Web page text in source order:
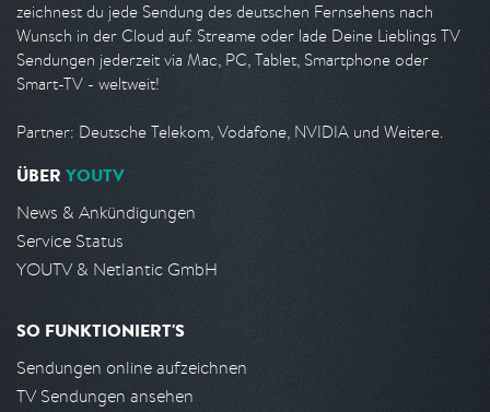
zeichnest du jede Sendung des deutschen Fernsehens nach
Wunsch in der Cloud auf. Streame oder lade Deine Lieblings TV
Sendungen jederzeit via Mac, PC, Tablet, Smartphone oder
Smart-TV - weltweit!
Partner: Deutsche Telekom, Vodafone, NVIDIA und Weitere.
ÜBER YOUTV
News & Ankündigungen
Service Status
YOUTV & Netlantic GmbH
SO FUNKTIONIERT'S
Sendungen online aufzeichnen
TV Sendungen ansehen